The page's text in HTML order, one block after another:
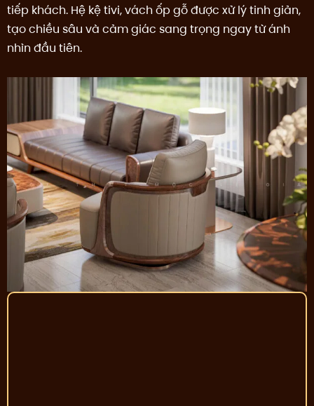
tiếp khách. Hệ kệ tivi, vách ốp gỗ được xử lý tinh giản,
tạo chiều sâu và cảm giác sang trọng ngay từ ánh
nhìn đầu tiên.